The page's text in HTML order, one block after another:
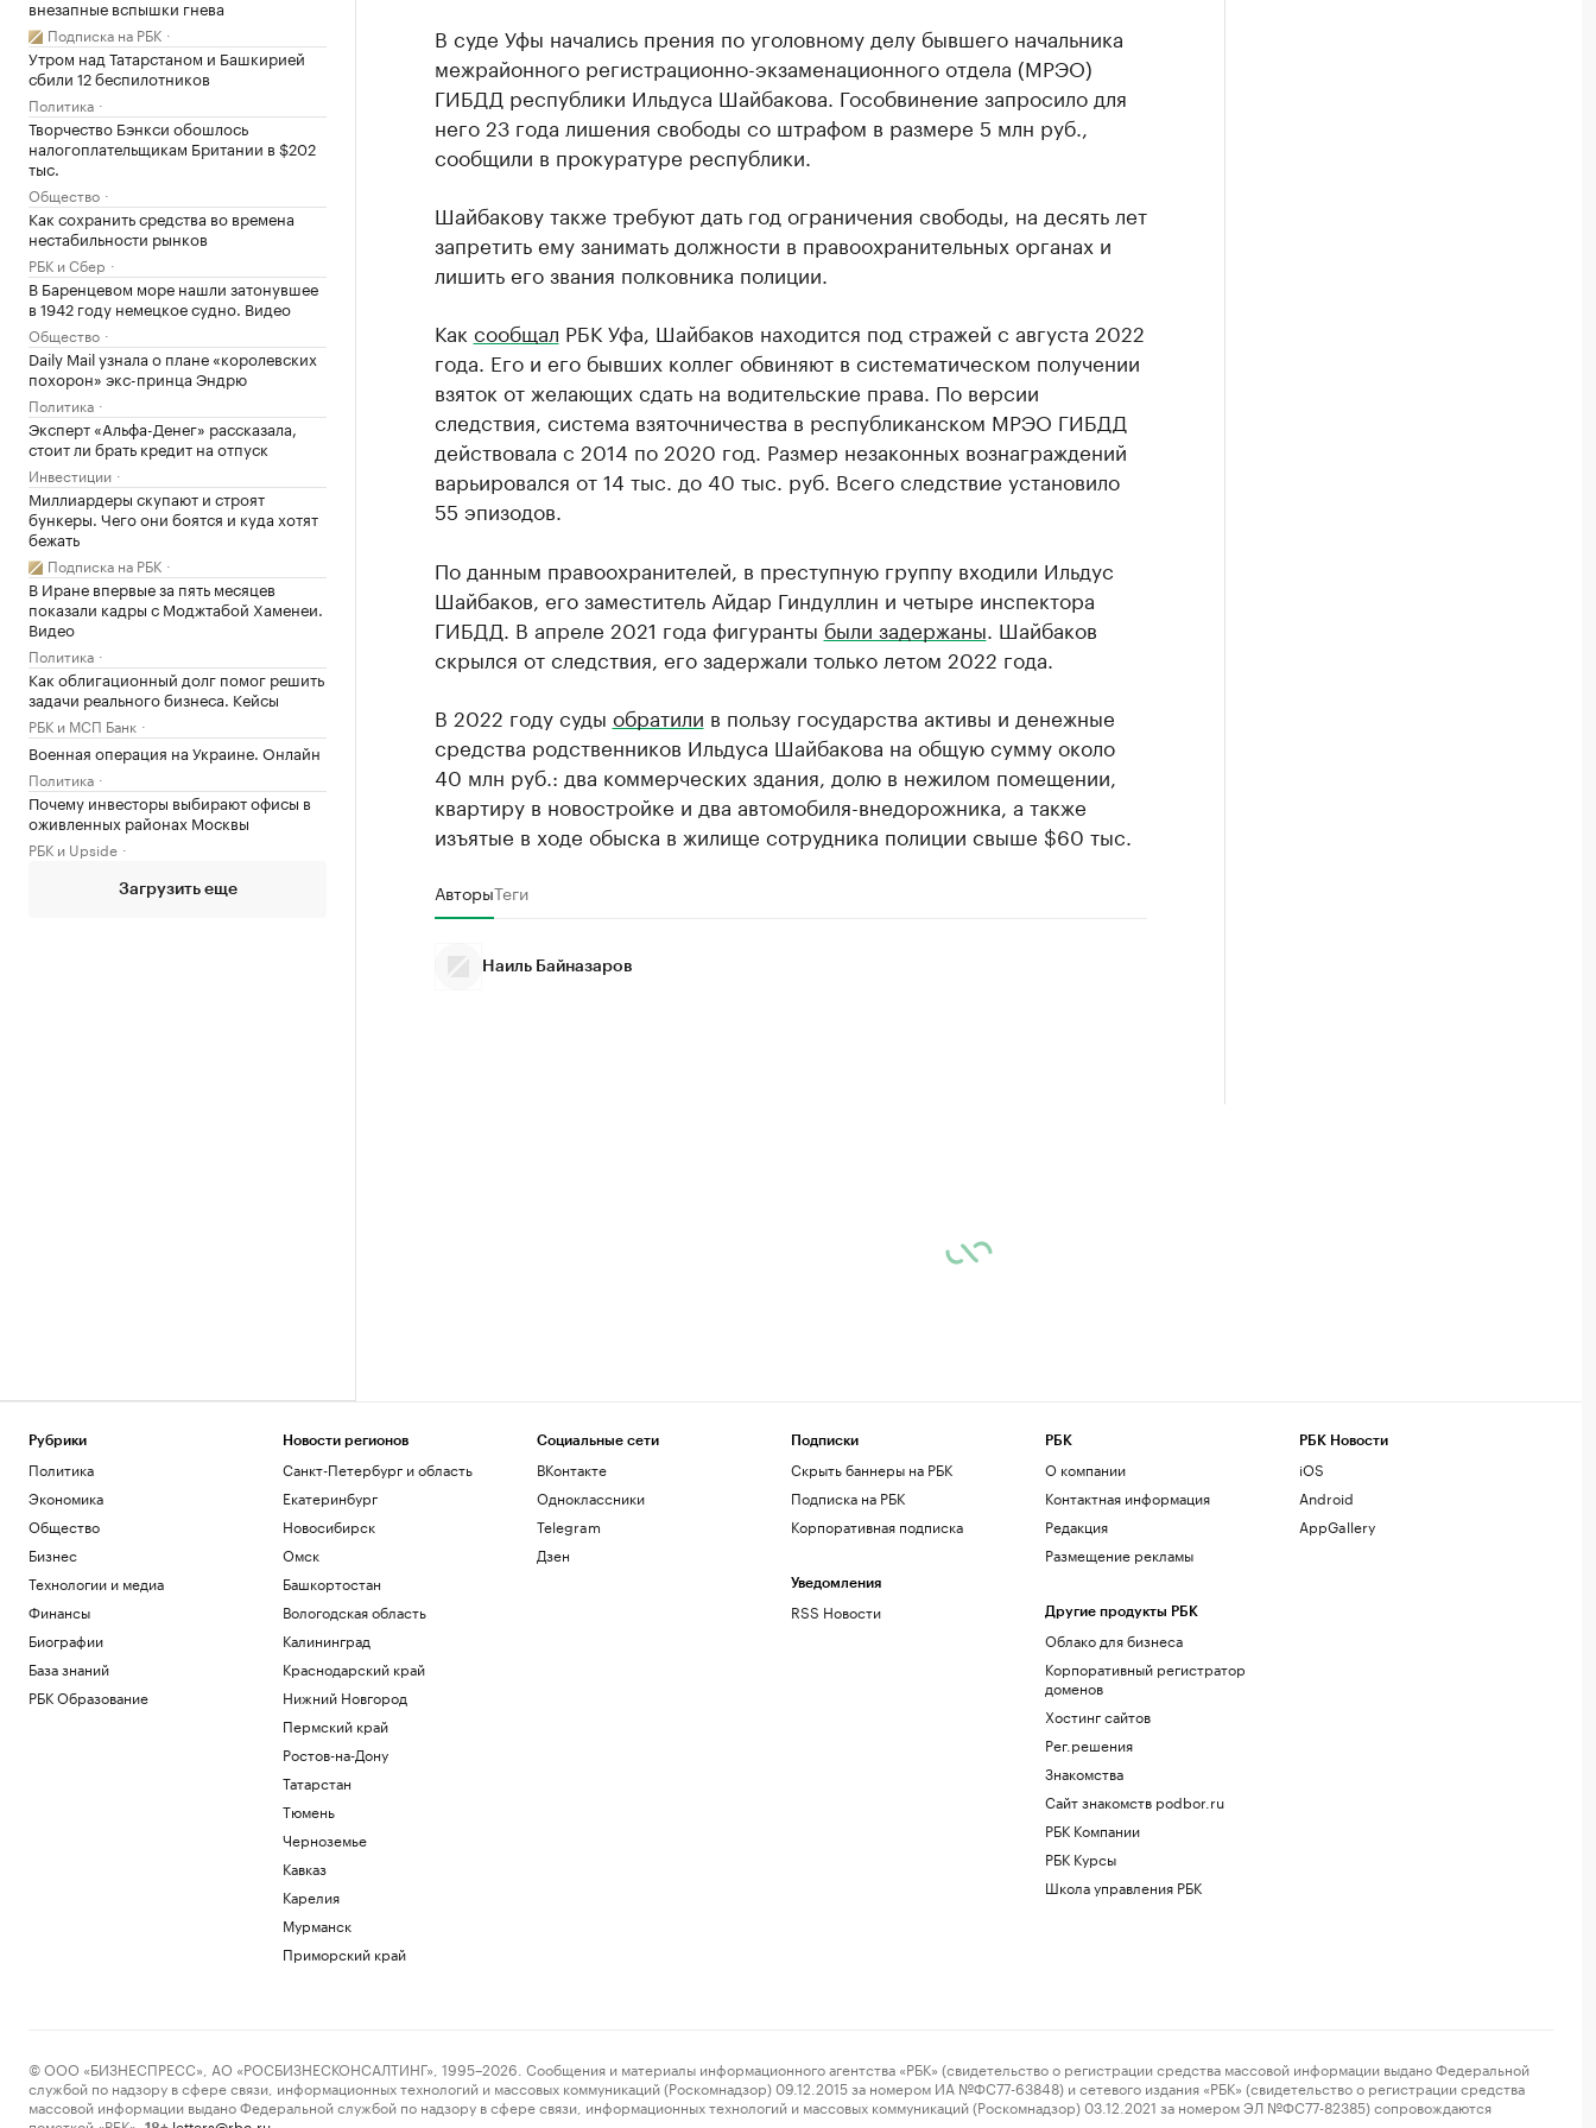
внезапные вспышки гнева
Подписка на РБК
Утром над Татарстаном и Башкирией
сбили 12 беспилотников
Политика
Творчество Бэнкси обошлось
налогоплательщикам Британии в $202
тыс.
Общество
Как сохранить средства во времена
нестабильности рынков
РБК и Сбер
В Баренцевом море нашли затонувшее
в 1942 году немецкое судно. Видео
Общество
Daily Mail узнала о плане «королевских
похорон» экс-принца Эндрю
Политика
Эксперт «Альфа-Денег» рассказала,
стоит ли брать кредит на отпуск
Инвестиции
Миллиардеры скупают и строят
бункеры. Чего они боятся и куда хотят
бежать
Подписка на РБК
В Иране впервые за пять месяцев
показали кадры с Моджтабой Хаменеи.
Видео
Политика
Как облигационный долг помог решить
задачи реального бизнеса. Кейсы
РБК и МСП Банк
Военная операция на Украине. Онлайн
Политика
Почему инвесторы выбирают офисы в
оживленных районах Москвы
РБК и Upside
Загрузить еще
В суде Уфы начались прения по уголовному делу бывшего начальника
межрайонного регистрационно-экзаменационного отдела (МРЭО)
ГИБДД республики Ильдуса Шайбакова. Гособвинение запросило для
него 23 года лишения свободы со штрафом в размере 5 млн руб.,
сообщили в прокуратуре республики.
Шайбакову также требуют дать год ограничения свободы, на десять лет
запретить ему занимать должности в правоохранительных органах и
лишить его звания полковника полиции.
Как сообщал РБК Уфа, Шайбаков находится под стражей с августа 2022
года. Его и его бывших коллег обвиняют в систематическом получении
взяток от желающих сдать на водительские права. По версии
следствия, система взяточничества в республиканском МРЭО ГИБДД
действовала с 2014 по 2020 год. Размер незаконных вознаграждений
варьировался от 14 тыс. до 40 тыс. руб. Всего следствие установило
55 эпизодов.
По данным правоохранителей, в преступную группу входили Ильдус
Шайбаков, его заместитель Айдар Гиндуллин и четыре инспектора
ГИБДД. В апреле 2021 года фигуранты были задержаны . Шайбаков
скрылся от следствия, его задержали только летом 2022 года.
В 2022 году суды обратили в пользу государства активы и денежные
средства родственников Ильдуса Шайбакова на общую сумму около
40 млн руб.: два коммерческих здания, долю в нежилом помещении,
квартиру в новостройке и два автомобиля-внедорожника, а также
изъятые в ходе обыска в жилище сотрудника полиции свыше $60 тыс.
АвторыТеги
Наиль Байназаров
Рубрики
Политика
Экономика
Общество
Бизнес
Технологии и медиа
Финансы
Биографии
База знаний
РБК Образование
Новости регионов
Санкт-Петербург и область
Екатеринбург
Новосибирск
Омск
Башкортостан
Вологодская область
Калининград
Краснодарский край
Нижний Новгород
Пермский край
Ростов-на-Дону
Татарстан
Тюмень
Черноземье
Кавказ
Карелия
Мурманск
Приморский край
Социальные сети
ВКонтакте
Одноклассники
Telegram
Дзен
Подписки
Скрыть баннеры на РБК
Подписка на РБК
Корпоративная подписка
Уведомления
RSS Новости
РБК
О компании
Контактная информация
Редакция
Размещение рекламы
Другие продукты РБК
Облако для бизнеса
Корпоративный регистратор
доменов
Хостинг сайтов
Рег.решения
Знакомства
Сайт знакомств podbor.ru
РБК Компании
РБК Курсы
Школа управления РБК
РБК Новости
iOS
Android
AppGallery
© ООО «БИЗНЕСПРЕСС», АО «РОСБИЗНЕСКОНСАЛТИНГ», 1995–2026. Сообщения и материалы информационного агентства «РБК» (свидетельство о регистрации средства массовой информации выдано Федеральной
службой по надзору в сфере связи, информационных технологий и массовых коммуникаций (Роскомнадзор) 09.12.2015 за номером ИА №ФС77-63848) и сетевого издания «РБК» (свидетельство о регистрации средства
массовой информации выдано Федеральной службой по надзору в сфере связи, информационных технологий и массовых коммуникаций (Роскомнадзор) 03.12.2021 за номером ЭЛ №ФС77-82385) сопровождаются